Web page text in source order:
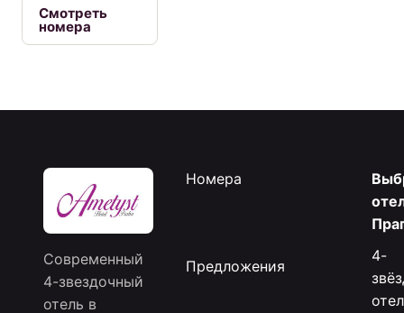
Смотреть
номера
Современный
4-звездочный
отель в
Номера
Предложения
4-